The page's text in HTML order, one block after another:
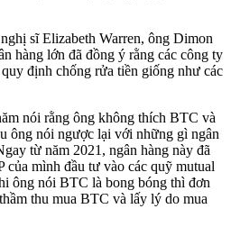
sĩ Elizabeth Warren, ông Dimon
hàng lớn đã đồng ý rằng các công ty
định chống rửa tiền giống như các
nói rằng ông không thích BTC và
ông nói ngược lại với những gì ngân
từ năm 2021, ngân hàng này đã
của mình đầu tư vào các quỹ mutual
ông nói BTC là bong bóng thì đơn
thu mua BTC và lấy lý do mua